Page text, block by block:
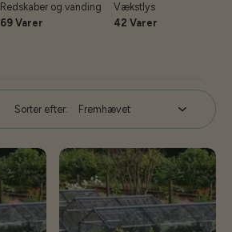
Redskaber og vanding
69 Varer
Vækstlys
42 Varer
Sorter efter: